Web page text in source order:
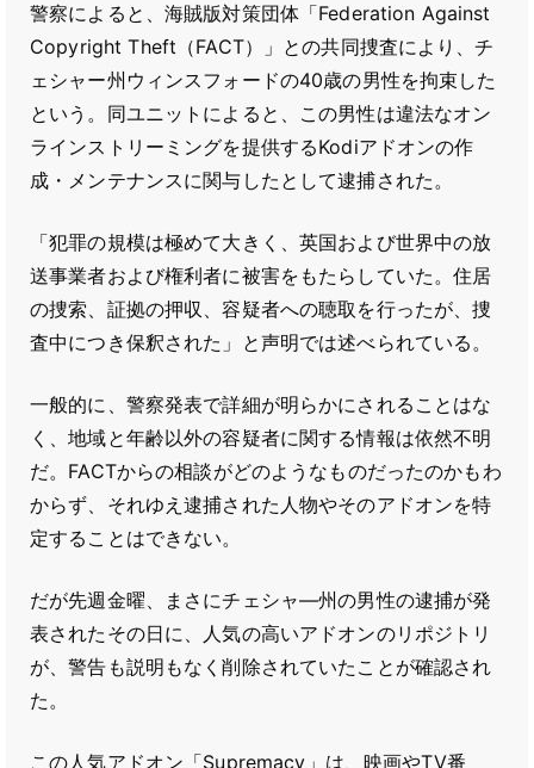
警察によると、海賊版対策団体「Federation Against
Copyright Theft（FACT）」との共同捜査により、チ
ェシャー州ウィンスフォードの40歳の男性を拘束した
という。同ユニットによると、この男性は違法なオン
ラインストリーミングを提供するKodiアドオンの作
成・メンテナンスに関与したとして逮捕された。
「犯罪の規模は極めて大きく、英国および世界中の放
送事業者および権利者に被害をもたらしていた。住居
の捜索、証拠の押収、容疑者への聴取を行ったが、捜
査中につき保釈された」と声明では述べられている。
一般的に、警察発表で詳細が明らかにされることはな
く、地域と年齢以外の容疑者に関する情報は依然不明
だ。FACTからの相談がどのようなものだったのかもわ
からず、それゆえ逮捕された人物やそのアドオンを特
定することはできない。
だが先週金曜、まさにチェシャ―州の男性の逮捕が発
表されたその日に、人気の高いアドオンのリポジトリ
が、警告も説明もなく削除されていたことが確認され
た。
この人気アドオン「Supremacy」は、映画やTV番